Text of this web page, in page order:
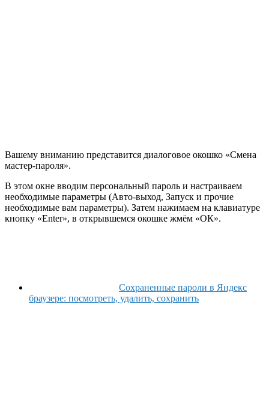
Вашему вниманию представится диалоговое окошко «Смена
мастер-пароля».
В этом окне вводим персональный пароль и настраиваем
необходимые параметры (Авто-выход, Запуск и прочие
необходимые вам параметры). Затем нажимаем на клавиатуре
кнопку «Enter», в открывшемся окошке жмём «ОК».
Сохраненные пароли в Яндекс
браузере: посмотреть, удалить, сохранить